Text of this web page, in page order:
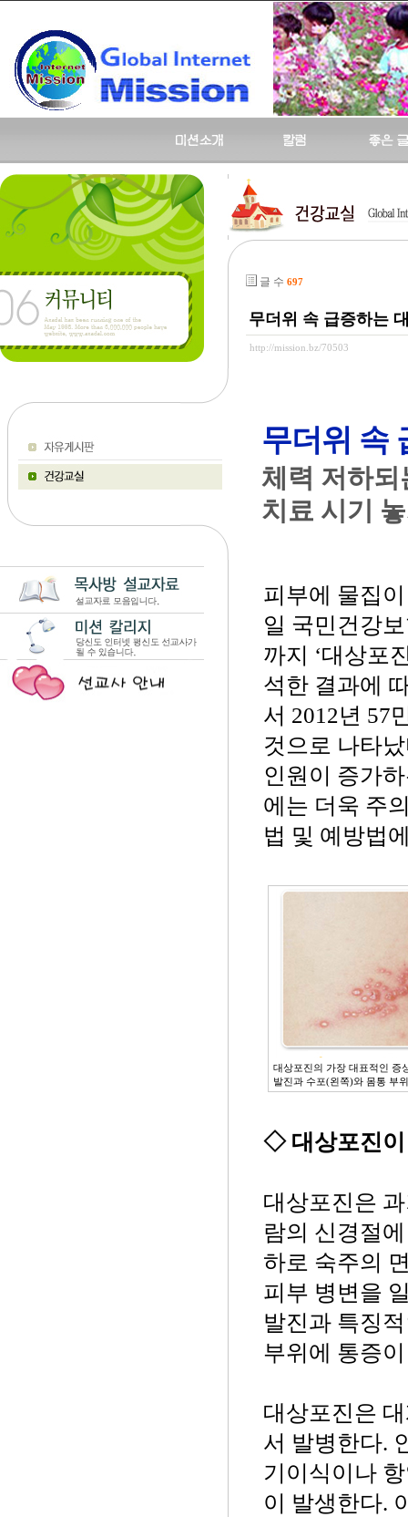
글 수 697
무더위 속 급증하는
http://mission.bz/70503
무더위 속
체력 저하
치료 시기
피부에 물집
일 국민건강
까지 ‘대상포
석한 결과에
서 2012년 57
것으로 나타
인원이 증가
에는 더욱 주
법 및 예방법
대상포진의 가장 대표적인 증
발진과 수포(왼쪽)와 몸통 부
◇ 대상포진이
대상포진은
람의 신경절
하로 숙주의
피부 병변을
발진과 특징
부위에 통증
대상포진은
서 발병한다.
기이식이나
이 발생한다.